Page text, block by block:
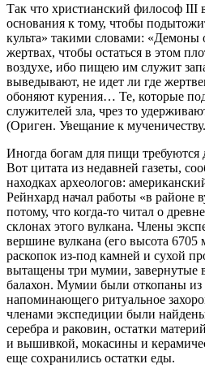
Так что христианский философ III
основания к тому, чтобы
культа» такими словами: «Демоны
жертвах, чтобы остаться в этом
воздухе, ибо пищею им служит
выведывают, не идет ли где
обоняют курения… Те, которые
служителей зла, чрез то
(Ориген. Увещание к
Иногда богам для пищи требуются
Вот цитата из недавней газеты,
находках археологов:
Рейнхард начал работы «в районе
потому, что когда-то читал о
склонах этого вулкана. Члены
вершине вулкана (его высота 6705
раскопок из-под камней и сухой
вытащены три мумии, завернутые
балахон. Мумии были откопаны из
напоминающего ритуальное
членами экспедиции были
серебра и раковин, остатки
и вышивкой, мокасины и
еще сохранились остатки еды.